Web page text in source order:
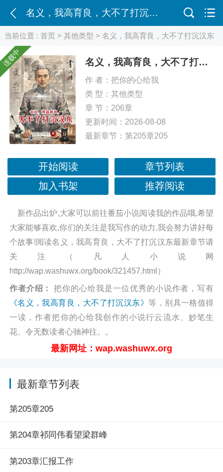
名义，我高育良，大不了打沉汉东
当前位置 :首页 >其他类型 > 名义，我高育良，大不了打沉汉东
连载中 名义，我高育良，大不了打沉汉东
作 者： 把你的心给我
类 型： 其他类型
章 节：206章
更新时间：2026-08-08
最新章节： 第205章205
开始阅读
章节列表
加入书架
推荐阅读
新作品出炉,大家可以前往番茄小说阅读我的作品哦,希望
大家能够喜欢,你们的关注是我写作的动力,我会努力讲好每
个故事!阅读名义，我高育良，大不了打沉汉东最新章节请
关注（凡人小说网
http://wap.washuwx.org/book/321457.html）
作者介绍：
把你的心给我是一位优秀的小说作者，写有
《名义，我高育良，大不了打沉汉东》 等，别具一格值得
一读，作者把你的心给我创作的小说行云流水、妙笔生
花、令无数读者心驰神往。。
最新网址：wap.washuwx.org
最新章节列表
第205章205
第204章祁同伟看望梁群峰
第203章汇报工作